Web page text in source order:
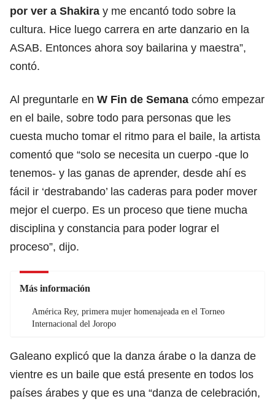
por ver a Shakira y me encantó todo sobre la
cultura. Hice luego carrera en arte danzario en la
ASAB. Entonces ahora soy bailarina y maestra”,
contó.
Al preguntarle en W Fin de Semana cómo empezar
en el baile, sobre todo para personas que les
cuesta mucho tomar el ritmo para el baile, la artista
comentó que “solo se necesita un cuerpo -que lo
tenemos- y las ganas de aprender, desde ahí es
fácil ir ‘destrabando’ las caderas para poder mover
mejor el cuerpo. Es un proceso que tiene mucha
disciplina y constancia para poder lograr el
proceso”, dijo.
Más información
América Rey, primera mujer homenajeada en el Torneo
Internacional del Joropo
Galeano explicó que la danza árabe o la danza de
vientre es un baile que está presente en todos los
países árabes y que es una “danza de celebración,